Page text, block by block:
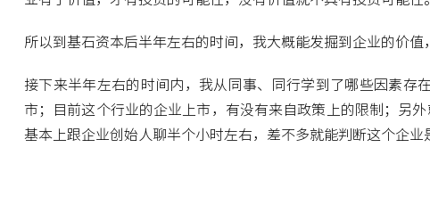
所以到基石资本后半年左右的时间，我大概能发掘到企业的价值
接下来半年左右的时间内，我从同事、同行学到了哪些因素存
市；目前这个行业的企业上市，有没有来自政策上的限制；另
基本上跟企业创始人聊半个小时左右，差不多就能判断这个企业